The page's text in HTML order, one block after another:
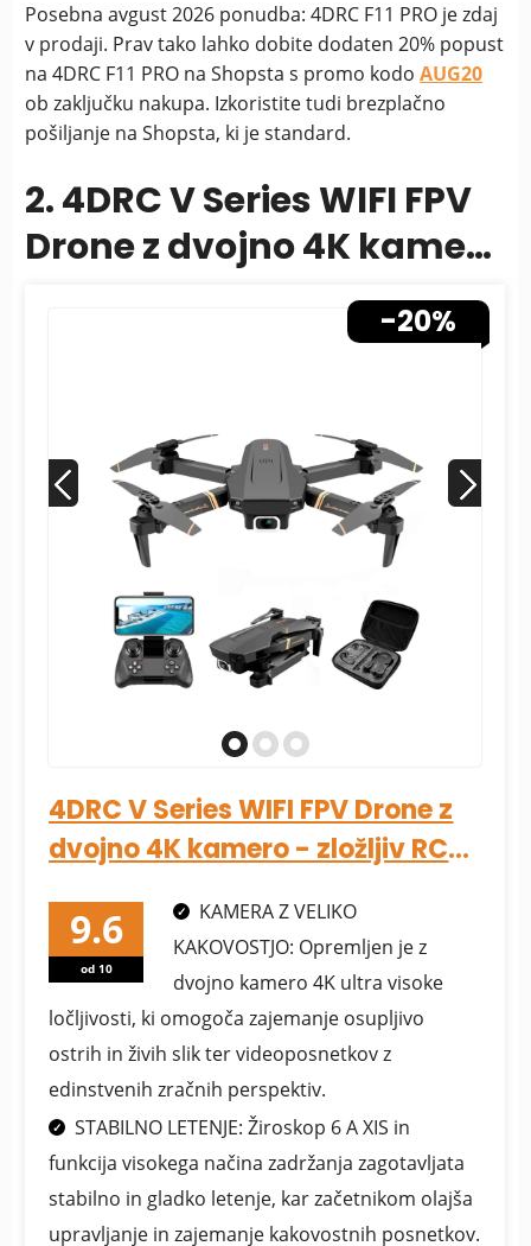
Posebna avgust 2026 ponudba: 4DRC F11 PRO je zdaj
v prodaji. Prav tako lahko dobite dodaten 20% popust
na 4DRC F11 PRO na Shopsta s promo kodoAUG20
ob zaključku nakupa. Izkoristite tudi brezplačno
pošiljanje na Shopsta, ki je standard.
2. 4DRC V Series WIFI FPV
Drone z dvojno 4K kamero
- zložljiv RC Drone
-20%
4DRC V Series WIFI FPV Drone z
dvojno 4K kamero - zložljiv RC
od 10
KAMERA Z VELIKO
KAKOVOSTJO: Opremljen je z
dvojno kamero 4K ultra visoke
ločljivosti, ki omogoča zajemanje osupljivo
ostrih in živih slik ter videoposnetkov z
edinstvenih zračnih perspektiv.
STABILNO LETENJE: Žiroskop 6 A XIS in
funkcija visokega načina zadržanja zagotavljata
stabilno in gladko letenje, kar začetnikom olajša
upravljanje in zajemanje kakovostnih posnetkov.